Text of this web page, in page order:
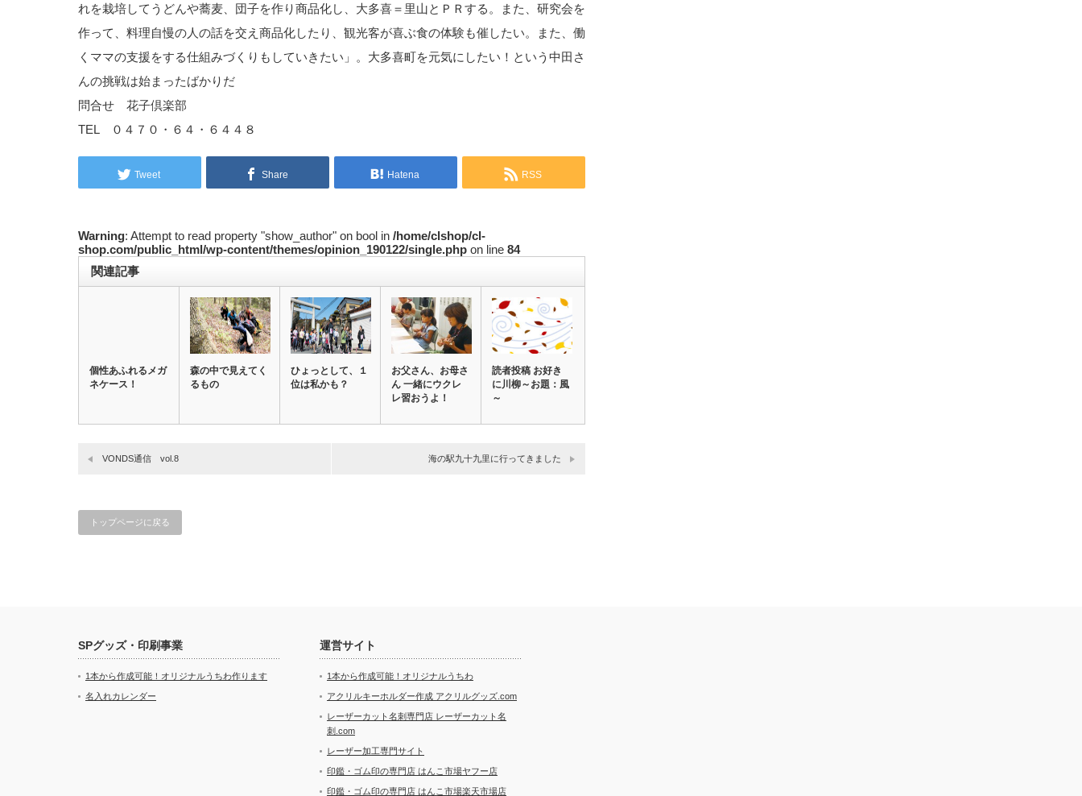
れを栽培してうどんや蕎麦、団子を作り商品化し、大多喜＝里山とＰＲする。また、研究会を
作って、料理自慢の人の話を交え商品化したり、観光客が喜ぶ食の体験も催したい。また、働
くママの支援をする仕組みづくりもしていきたい」。大多喜町を元気にしたい！という中田さ
んの挑戦は始まったばかりだ
問合せ 花子倶楽部
TEL ０４７０・６４・６４４８
Tweet Share Hatena RSS
Warning: Attempt to read property "show_author" on bool in /home/clshop/cl-
shop.com/public_html/wp-content/themes/opinion_190122/single.php on line 84
関連記事
個性あふれるメガ
ネケース！
森の中で見えてく
るもの
ひょっとして、１
位は私かも？
お父さん、お母さ
ん 一緒にウクレ
レ習おうよ！
読者投稿 お好き
に川柳～お題：風
～
VONDS通信 vol.8 海の駅九十九里に行ってきました
トップページに戻る
SPグッズ・印刷事業
1本から作成可能！オリジナルうちわ作ります
名入れカレンダー
運営サイト
1本から作成可能！オリジナルうちわ
アクリルキーホルダー作成 アクリルグッズ.com
レーザーカット名刺専門店 レーザーカット名
刺.com
レーザー加工専門サイト
印鑑・ゴム印の専門店 はんこ市場ヤフー店
印鑑・ゴム印の専門店 はんこ市場楽天市場店